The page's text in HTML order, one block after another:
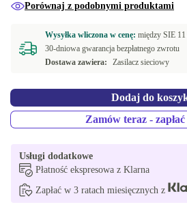
ES (Hiszpański)
NL (Niderlandzki)
BE (Belgia)
Porównaj z podobnymi produktami
Wysyłka wliczona w cenę: między SIE 11
30-dniowa gwarancja bezpłatnego zwrotu
Dostawa zawiera:
Zasilacz sieciowy
Dodaj do
Zamów teraz -
Usługi dodatkowe
Płatność ekspresowa z Klarna
Zapłać w 3 ratach miesięcznych z